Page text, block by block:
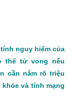
nguy hiểm của
thể tử vong nếu
cần nắm rõ triệu
và tính mạng